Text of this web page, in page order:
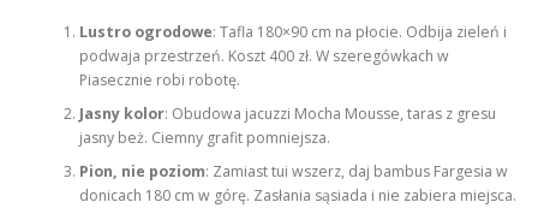
Lustro ogrodowe: Tafla 180×90 cm na płocie. Odbija zieleń i
podwaja przestrzeń. Koszt 400 zł. W szeregówkach w
Piasecznie robi robotę.
Jasny kolor: Obudowa jacuzzi Mocha Mousse, taras z gresu
jasny beż. Ciemny grafit pomniejsza.
Pion, nie poziom: Zamiast tui wszerz, daj bambus Fargesia w
donicach 180 cm w górę. Zasłania sąsiada i nie zabiera miejsca.